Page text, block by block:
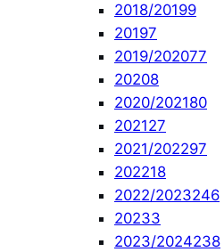
2018/20199
20197
2019/202077
20208
2020/202180
202127
2021/202297
202218
2022/2023246
20233
2023/2024238